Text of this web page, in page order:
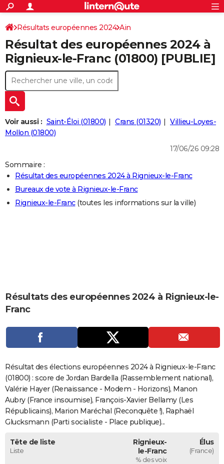
ACTUALITÉS
Politique
Société
Faits Divers
Education
Monde
Villes
+
SPORT
Coupe du monde 2026
Football
Tennis
Cyclisme
Rugby
Forum
CULTURE
Programme TV
TNT
Streaming
Cinéma
Sorties cinéma
Musique
+
FINANCE
Retraite
Impôts
Epargne
Immobilier
Risques naturels par ville
Banque
Assurance
Crédit
AUTO
Essais
Réserver un essai
Citadines
Berlines
SUV
Forum auto
+
HIGH-TECH
Mobiles
Meilleur smartphone
Internet
Ordinateurs
Jeux vidéo
Guide high-tech
+
BRICOLAGE
Guides de France
Escapades
Patrimoine
Expositions
Musées
Week-end nature
LIFESTYLE
Art de vivre
Bien-être
Loisirs
Mode
Modes de vie
CARTE DE VOEUX
Carte de Noël
Carte Bonne année
Carte Saint-Valentin
Carte Pâques
Carte d'anniversaire
Dictionnaire
Biographies
Expressions
Proverbes
PROGRAMME TV
S'inscrire
Se connecter
Lycées
Collèges
Primaires
Universités
Entreprises
Service militaire
Avis de recherche
AVIS DE DÉCÈS
FORUM
Bricolage
Lifestyle
Culture
SportAuto
Television
Voyage
Cinema
S'inscrire
Connexion
Résultats européennes 2024 Ain
Résultat des européennes 2024 à
Rignieux-le-Franc (01800) [PUBLIE]
Voir aussi : Saint-Éloi (01800) Crans (01320)
Villieu-Loyes-
Mollon (01800)
17/06/26 09:28
Sommaire :
Résultat des européennes 2024 à Rignieux-le-Franc
Bureaux de vote à Rignieux-le-Franc
Rignieux-le-Franc(toutes les informations sur la ville)
Résultats des européennes 2024 à Rignieux-le-
Franc
Résultat des élections européennes 2024 à Rignieux-le-Franc
(01800) : score de Jordan Bardella (Rassemblement national),
Valérie Hayer (Renaissance - Modem - Horizons), Manon
Aubry (France insoumise), François-Xavier Bellamy (Les
Républicains), Marion Maréchal (Reconquête !), Raphaël
Glucksmann (Parti socialiste - Place publique)...
Tête de liste
Liste
Rignieux-
le-Franc
% des voix
Élus
(France)